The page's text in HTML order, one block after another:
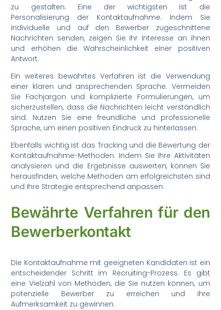
zu gestalten. Eine der wichtigsten ist die
Personalisierung der Kontaktaufnahme. Indem Sie
individuelle und auf den Bewerber zugeschnittene
Nachrichten senden, zeigen Sie Ihr Interesse an ihnen
und erhöhen die Wahrscheinlichkeit einer positiven
Antwort.
Ein weiteres bewährtes Verfahren ist die Verwendung
einer klaren und ansprechenden Sprache. Vermeiden
Sie Fachjargon und komplizierte Formulierungen, um
sicherzustellen, dass die Nachrichten leicht verständlich
sind. Nutzen Sie eine freundliche und professionelle
Sprache, um einen positiven Eindruck zu hinterlassen.
Ebenfalls wichtig ist das Tracking und die Bewertung der
Kontaktaufnahme-Methoden. Indem Sie Ihre Aktivitäten
analysieren und die Ergebnisse auswerten, können Sie
herausfinden, welche Methoden am erfolgreichsten sind
und Ihre Strategie entsprechend anpassen.
Bewährte Verfahren für den
Bewerberkontakt
Die Kontaktaufnahme mit geeigneten Kandidaten ist ein
entscheidender Schritt im Recruiting-Prozess. Es gibt
eine Vielzahl von Methoden, die Sie nutzen können, um
potenzielle Bewerber zu erreichen und ihre
Aufmerksamkeit zu gewinnen.